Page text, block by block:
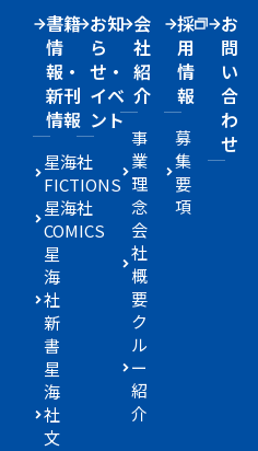
書籍
情
報・
新刊
情報
星海社
FICTIONS
星海社
COMICS
星
海
社
新
書
星
海
社
文
お知
ら
せ・
イベ
ント
会
社
紹
介
事
業
理
念
会
社
概
要
ク
ル
ー
紹
介
採
用
情
報
募
集
要
項
お
問
い
合
わ
せ